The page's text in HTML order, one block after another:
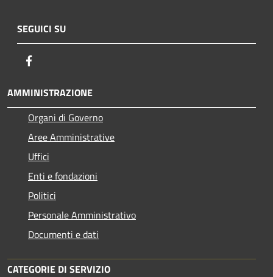
SEGUICI SU
AMMINISTRAZIONE
Organi di Governo
Aree Amministrative
Uffici
Enti e fondazioni
Politici
Personale Amministrativo
Documenti e dati
CATEGORIE DI SERVIZIO